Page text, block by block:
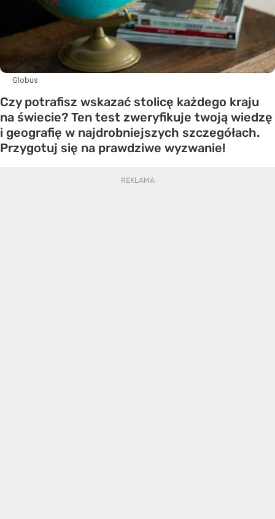
Globus
Czy potrafisz wskazać stolicę każdego kraju
na świecie? Ten test zweryfikuje twoją wiedzę
i geografię w najdrobniejszych szczegółach.
Przygotuj się na prawdziwe wyzwanie!